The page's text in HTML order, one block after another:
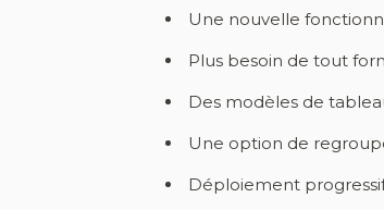
Une nouvelle
Plus besoin de tout
Des modèles de
Une option de
Déploiement